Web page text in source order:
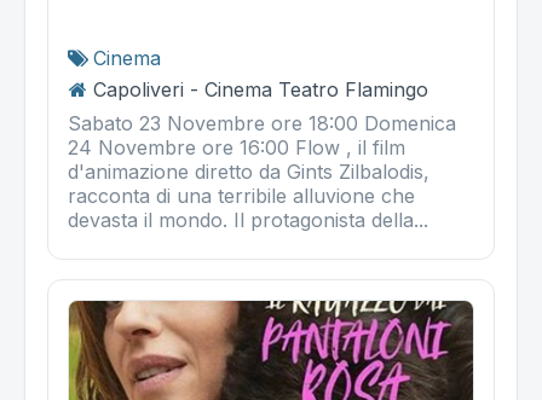
Cinema
Capoliveri - Cinema Teatro Flamingo
Sabato 23 Novembre ore 18:00 Domenica
24 Novembre ore 16:00 Flow , il film
d'animazione diretto da Gints Zilbalodis,
racconta di una terribile alluvione che
devasta il mondo. Il protagonista della...